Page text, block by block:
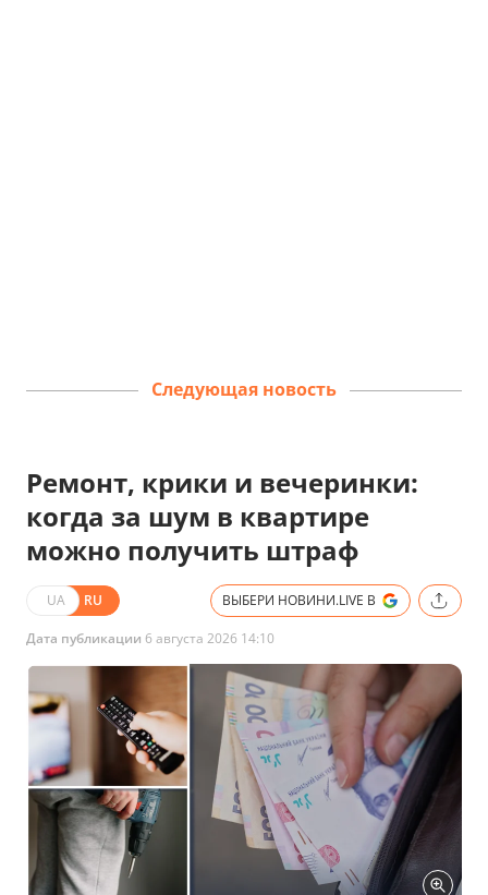
Следующая новость
Ремонт, крики и вечеринки:
когда за шум в квартире
можно получить штраф
UA RU ВЫБЕРИ НОВИНИ.LIVE В
Дата публикации 6 августа 2026 14:10